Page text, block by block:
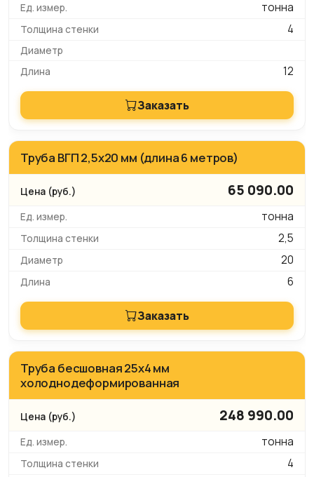
тонна
4
12
Заказать
Труба ВГП 2,5х20 мм (длина 6 метров)
65 090.00
тонна
2,5
20
6
Заказать
Труба бесшовная 25х4 мм
холоднодеформированная
248 990.00
тонна
4